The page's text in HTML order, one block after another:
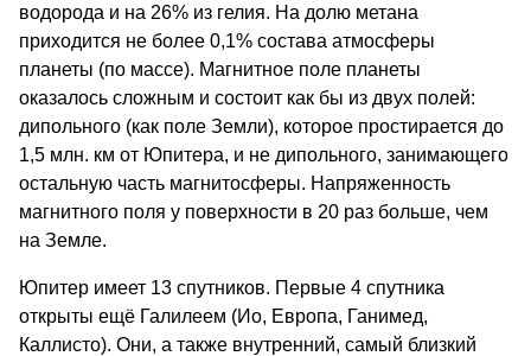
водорода и на 26% из гелия. На долю метана
приходится не более 0,1% состава атмосферы
планеты (по массе). Магнитное поле планеты
оказалось сложным и состоит как бы из двух полей:
дипольного (как поле Земли), которое простирается до
1,5 млн. км от Юпитера, и не дипольного, занимающего
остальную часть магнитосферы. Напряженность
магнитного поля у поверхности в 20 раз больше, чем
на Земле.
Юпитер имеет 13 спутников. Первые 4 спутника
открыты ещё Галилеем (Ио, Европа, Ганимед,
Каллисто). Они, а также внутренний, самый близкий